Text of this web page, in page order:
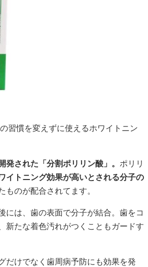
習慣を変えずに使えるホワイトニン
発された「分割ポリリン酸」。 ポリリ
イトニング効果が高いとされる分子の
ものが配合されてます。
には、歯の表面で分子が結合。歯をコ
新たな着色汚れがつくこともガードす
だけでなく歯周病予防にも効果を発